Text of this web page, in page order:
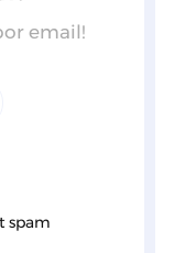
email!
spam